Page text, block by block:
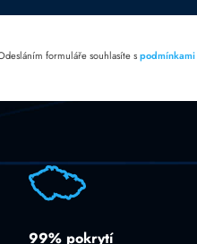
formuláře souhlasíte spodmínkami
99% pokrytí